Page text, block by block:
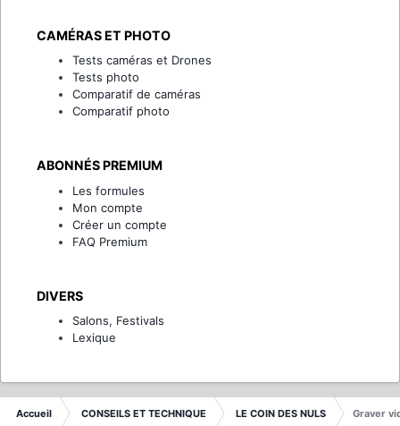
CAMÉRAS ET PHOTO
Tests caméras et Drones
Tests photo
Comparatif de caméras
Comparatif photo
ABONNÉS PREMIUM
Les formules
Mon compte
Créer un compte
FAQ Premium
DIVERS
Salons, Festivals
Lexique
Accueil CONSEILS ET TECHNIQUE LE COIN DES NULS Graver